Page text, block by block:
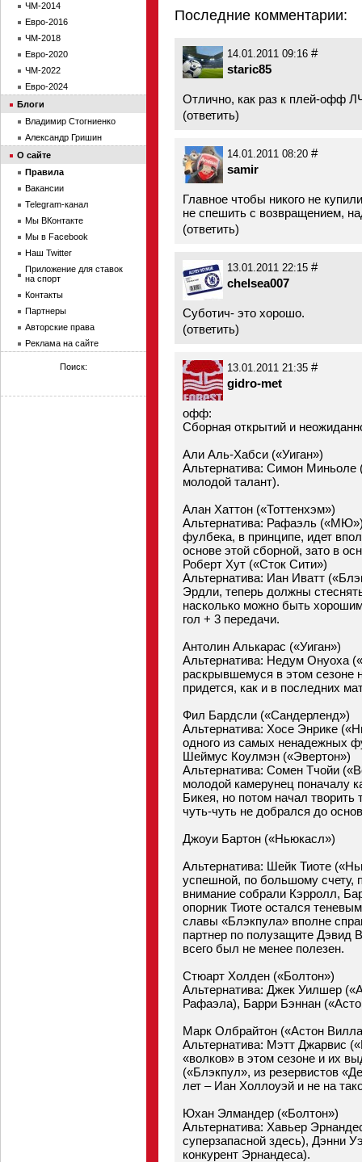
Последние комментарии:
14.01.2011 09:16 #
staric85
Отлично, как раз к плей-офф
(ответить)
14.01.2011 08:20 #
samir
Главное чтобы никого не
не спешить с возвращением,
(ответить)
13.01.2011 22:15 #
chelsea007
Суботич- это хорошо.
(ответить)
13.01.2011 21:35 #
gidro-met
офф:
Сборная открытий и
Али Аль-Хабси («Уиган»)
Альтернатива: Симон Миньоле
молодой талант).
Алан Хаттон («Тоттенхэм»)
Альтернатива: Рафаэль
фулбека, в принципе, идет
основе этой сборной, зато в
Роберт Хут («Сток Сити»)
Альтернатива: Иан Иватт
Эрдли, теперь должны
насколько можно быть
гол + 3 передачи.
Антолин Алькарас («Уиган»)
Альтернатива: Недум Онуоха
раскрывшемуся в этом сезоне
придется, как и в последних
Фил Бардсли («Сандерленд»)
Альтернатива: Хосе Энрике
одного из самых ненадежных
Шеймус Коулмэн («Эвертон»)
Альтернатива: Сомен Тчойи
молодой камерунец поначалу
Бикея, но потом начал
чуть-чуть не добрался до
Джоуи Бартон («Ньюкасл»)
Альтернатива: Шейк Тиоте
успешной, по большому счету,
внимание собрали Кэрролл,
опорник Тиоте остался
славы «Блэкпула» вполне
партнер по полузащите
всего был не менее полезен.
Стюарт Холден («Болтон»)
Альтернатива: Джек Уилшер
Рафаэла), Барри Бэннан
Марк Олбрайтон («Астон
Альтернатива: Мэтт Джарвис
«волков» в этом сезоне и их
(«Блэкпул», из резервистов
лет – Иан Холлоуэй и не на
Юхан Элмандер («Болтон»)
Альтернатива: Хавьер
суперзапасной здесь), Дэнни
конкурент Эрнандеса).
ЧМ-2014
Евро-2016
ЧМ-2018
Евро-2020
ЧМ-2022
Евро-2024
Блоги
Владимир Стогниенко
Александр Гришин
О сайте
Правила
Вакансии
Telegram-канал
Мы ВКонтакте
Мы в Facebook
Наш Twitter
Приложение для ставок
на спорт
Контакты
Партнеры
Авторские права
Реклама на сайте
Поиск: